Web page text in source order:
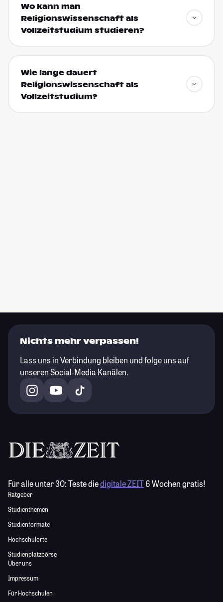
Wo kann man
Religionswissenschaft als
Vollzeitstudium studieren?
Wie lange dauert
Religionswissenschaft als
Vollzeitstudium?
Nichts mehr verpassen!
Lass uns in Verbindung bleiben und folge uns auf
unseren Social-Media Kanälen.
Für alle unter 30:Teste diedigitale ZEIT6 Wochen gratis!
Ratgeber
Studienthemen
Studienformate
Hochschulorte
Studienplatzbörse
Über uns
Impressum
Für Hochschulen